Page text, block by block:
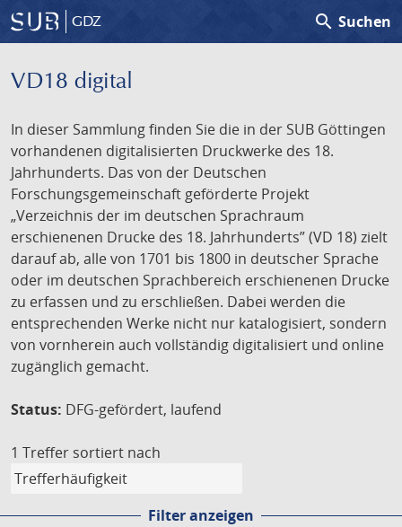
GDZ search Suchen
VD18 digital
In dieser Sammlung finden Sie die in der SUB Göttingen
vorhandenen digitalisierten Druckwerke des 18.
Jahrhunderts. Das von der Deutschen
Forschungsgemeinschaft geförderte Projekt
„Verzeichnis der im deutschen Sprachraum
erschienenen Drucke des 18. Jahrhunderts” (VD 18) zielt
darauf ab, alle von 1701 bis 1800 in deutscher Sprache
oder im deutschen Sprachbereich erschienenen Drucke
zu erfassen und zu erschließen. Dabei werden die
entsprechenden Werke nicht nur katalogisiert, sondern
von vornherein auch vollständig digitalisiert und online
zugänglich gemacht.
Status: DFG-gefördert, laufend
1 Treffer sortiert nach
Filter anzeigen